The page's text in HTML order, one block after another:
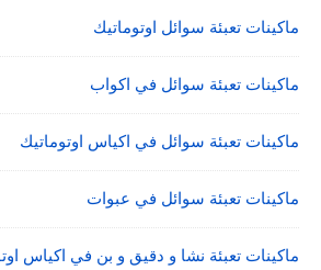
ماكينات تعبئة سوائل اوتوماتيك
ماكينات تعبئة سوائل في اكواب
ماكينات تعبئة سوائل في اكياس اوتوماتيك
ماكينات تعبئة سوائل في عبوات
ماكينات تعبئة نشا و دقيق و بن في اكياس